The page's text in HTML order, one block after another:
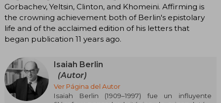
Gorbachev, Yeltsin, Clinton, and Khomeini. Affirming is
the crowning achievement both of Berlin's epistolary
life and of the acclaimed edition of his letters that
began publication 11 years ago.
Isaiah Berlin
(Autor)
Ver Página del Autor
Isaiah Berlin (1909–1997) fue un influyente